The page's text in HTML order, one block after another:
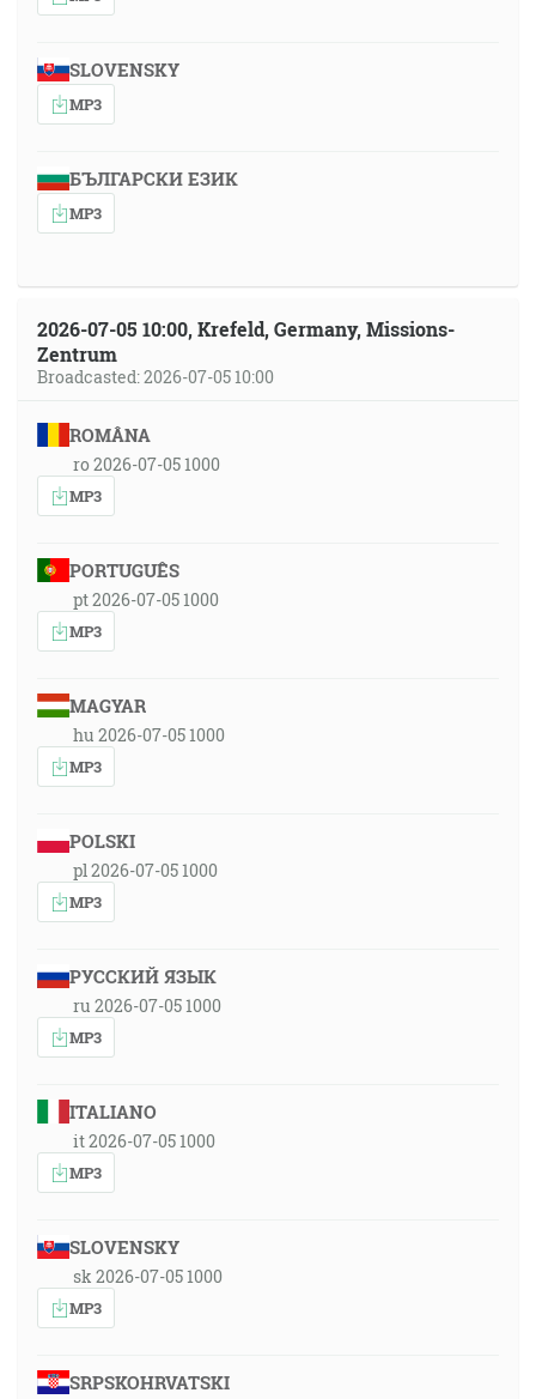
SLOVENSKY
MP3
БЪЛГАРСКИ ЕЗИК
MP3
2026-07-05 10:00, Krefeld, Germany, Missions-
Zentrum
Broadcasted: 2026-07-05 10:00
ROMÂNA
ro 2026-07-05 1000
MP3
PORTUGUÊS
pt 2026-07-05 1000
MP3
MAGYAR
hu 2026-07-05 1000
MP3
POLSKI
pl 2026-07-05 1000
MP3
РУССКИЙ ЯЗЫК
ru 2026-07-05 1000
MP3
ITALIANO
it 2026-07-05 1000
MP3
SLOVENSKY
sk 2026-07-05 1000
MP3
SRPSKOHRVATSKI